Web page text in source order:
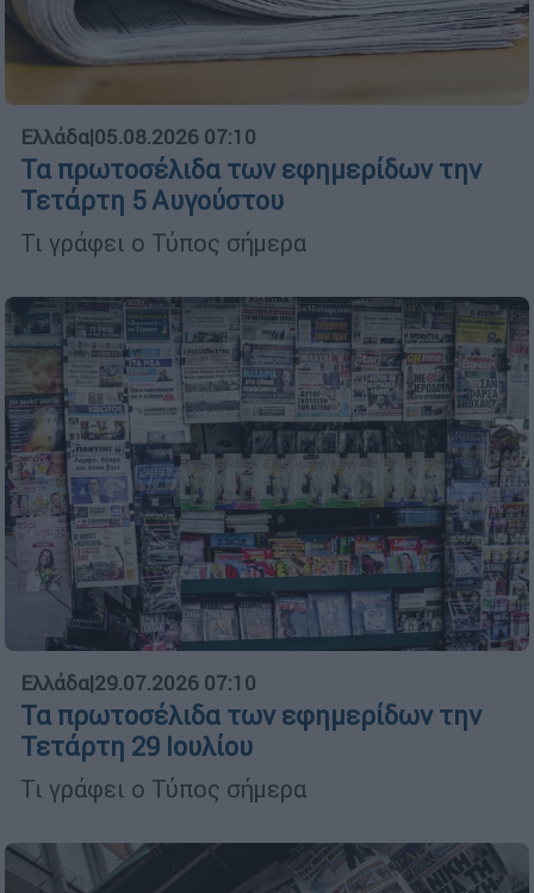
Ελλάδα|05.08.2026 07:10
Τα πρωτοσέλιδα των εφημερίδων την
Τετάρτη 5 Αυγούστου
Τι γράφει ο Τύπος σήμερα
Ελλάδα|29.07.2026 07:10
Τα πρωτοσέλιδα των εφημερίδων την
Τετάρτη 29 Ιουλίου
Τι γράφει ο Τύπος σήμερα